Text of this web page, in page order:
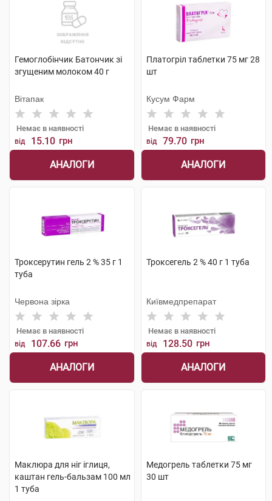
Гемоглобінчик Батончик зі
згущеним молоком 40 г
Вітапак
Немає в наявності
від 15.10 грн
АНАЛОГИ
Платогріл таблетки 75 мг 28
шт
Кусум Фарм
Немає в наявності
від 79.70 грн
АНАЛОГИ
Троксерутин гель 2 % 35 г 1
туба
Червона зірка
Немає в наявності
від 107.66 грн
АНАЛОГИ
Троксегель 2 % 40 г 1 туба
Київмедпрепарат
Немає в наявності
від 128.50 грн
АНАЛОГИ
Маклюра для ніг іглиця,
каштан гель-бальзам 100 мл
1 туба
Медогрель таблетки 75 мг
30 шт